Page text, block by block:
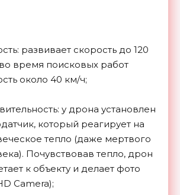
развивает скорость до 120
время поисковых работ
около 40 км/ч;
у дрона установлен
который реагирует на
тепло (даже мертвого
Почувствовав тепло, дрон
к объекту и делает фото
Camera);